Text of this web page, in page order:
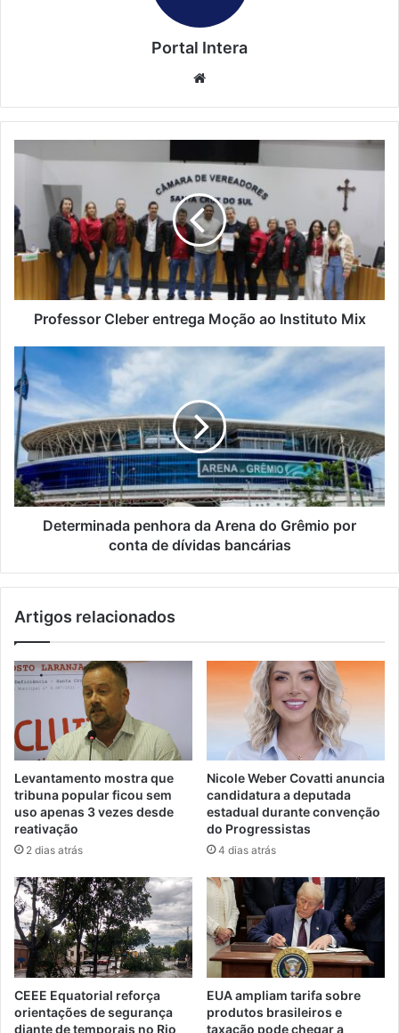
Portal Intera
Professor Cleber entrega Moção ao Instituto Mix
Determinada penhora da Arena do Grêmio por
conta de dívidas bancárias
Artigos relacionados
Levantamento mostra que
tribuna popular ficou sem
uso apenas 3 vezes desde
reativação
2 dias atrás
Nicole Weber Covatti anuncia
candidatura a deputada
estadual durante convenção
do Progressistas
4 dias atrás
CEEE Equatorial reforça
orientações de segurança
diante de temporais no Rio
EUA ampliam tarifa sobre
produtos brasileiros e
taxação pode chegar a